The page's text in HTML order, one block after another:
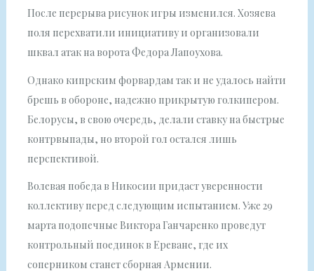
После перерыва рисунок игры изменился. Хозяева
поля перехватили инициативу и организовали
шквал атак на ворота Федора Лапоухова.
Однако кипрским форвардам так и не удалось найти
брешь в обороне, надежно прикрытую голкипером.
Белорусы, в свою очередь, делали ставку на быстрые
контрвыпады, но второй гол остался лишь
перспективой.
Волевая победа в Никосии придаст уверенности
коллективу перед следующим испытанием. Уже 29
марта подопечные Виктора Ганчаренко проведут
контрольный поединок в Ереване, где их
соперником станет сборная Армении.